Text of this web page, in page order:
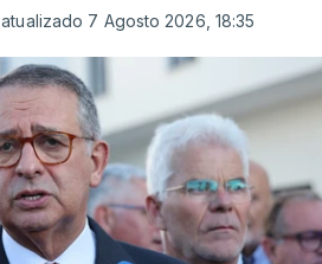
atualizado 7 Agosto 2026, 18:35